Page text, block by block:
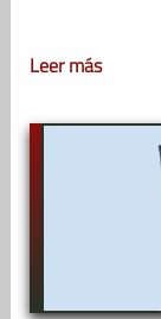
Leer más